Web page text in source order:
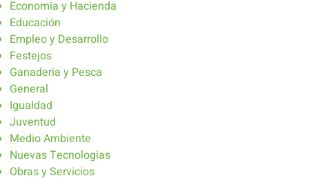
Economia y Hacienda
Educación
Empleo y Desarrollo
Festejos
Ganaderia y Pesca
General
Igualdad
Juventud
Medio Ambiente
Nuevas Tecnologias
Obras y Servicios